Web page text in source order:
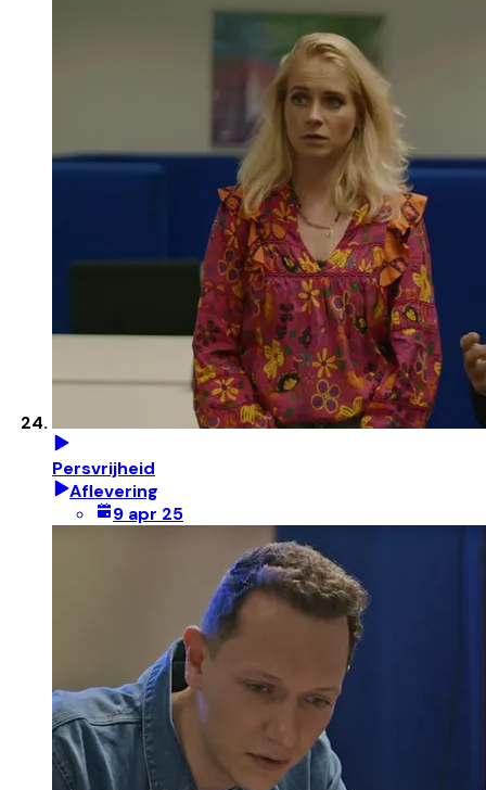
Persvrijheid
Aflevering
9 apr 25